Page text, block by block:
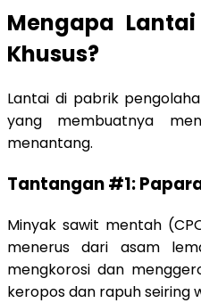
Mengapa
Khusus?
Lantai di pabrik
yang membuatnya
menantang.
Tantangan #1:
Minyak sawit mentah
menerus dari asam
mengkorosi dan
keropos dan rapuh seiring